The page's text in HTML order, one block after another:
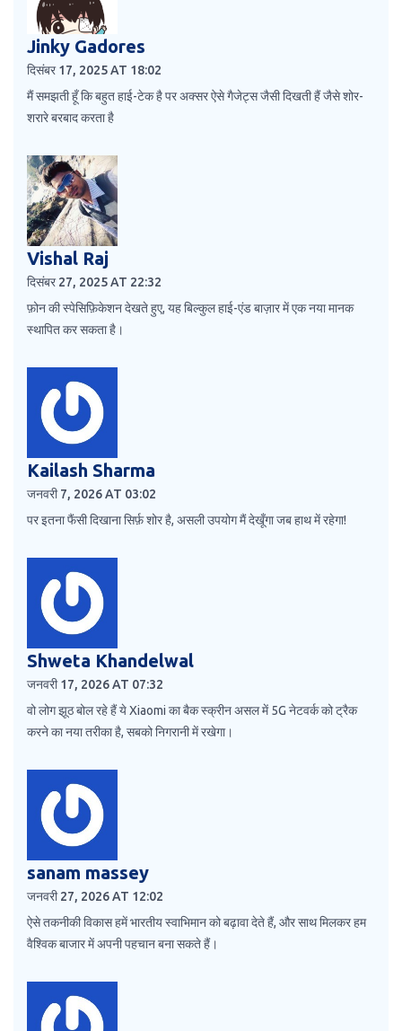
Jinky Gadores
दिसंबर 17, 2025 AT 18:02
मैं समझती हूँ कि बहुत हाई-टेक है पर अक्सर ऐसे गैजेट्स जैसी दिखती हैं जैसे शोर-
शरारे बरबाद करता है
Vishal Raj
दिसंबर 27, 2025 AT 22:32
फ़ोन की स्पेसिफ़िकेशन देखते हुए, यह बिल्कुल हाई-एंड बाज़ार में एक नया मानक
स्थापित कर सकता है।
Kailash Sharma
जनवरी 7, 2026 AT 03:02
पर इतना फैंसी दिखाना सिर्फ़ शोर है, असली उपयोग मैं देखूँगा जब हाथ में रहेगा!
Shweta Khandelwal
जनवरी 17, 2026 AT 07:32
वो लोग झूठ बोल रहे हैं ये Xiaomi का बैक स्क्रीन असल में 5G नेटवर्क को ट्रैक
करने का नया तरीका है, सबको निगरानी में रखेगा।
sanam massey
जनवरी 27, 2026 AT 12:02
ऐसे तकनीकी विकास हमें भारतीय स्वाभिमान को बढ़ावा देते हैं, और साथ मिलकर हम
वैश्विक बाजार में अपनी पहचान बना सकते हैं।